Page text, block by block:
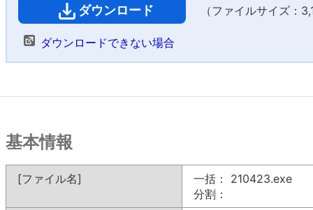
ダウンロード （ファイルサイズ：
ダウンロードできない場合
基本情報
[ファイル名]
一括： 210423.exe
分割：